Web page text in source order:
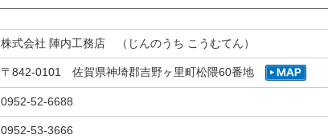
株式会社 陣内工務店 （じんのうち こうむてん）
〒842-0101 佐賀県神埼郡吉野ヶ里町松隈60番地
0952-52-6688
0952-53-3666